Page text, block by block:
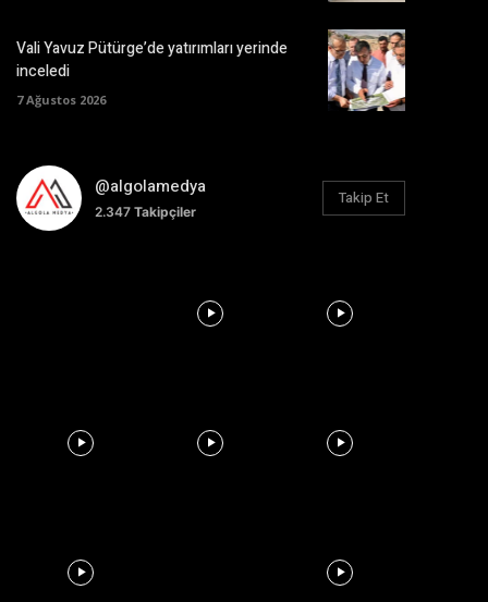
Vali Yavuz Pütürge’de yatırımları yerinde
inceledi
7 Ağustos 2026
@algolamedya
2.347Takipçiler
Takip Et